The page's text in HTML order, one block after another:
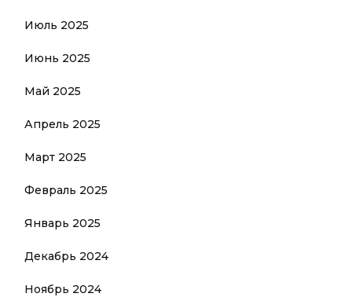
Июль 2025
Июнь 2025
Май 2025
Апрель 2025
Март 2025
Февраль 2025
Январь 2025
Декабрь 2024
Ноябрь 2024